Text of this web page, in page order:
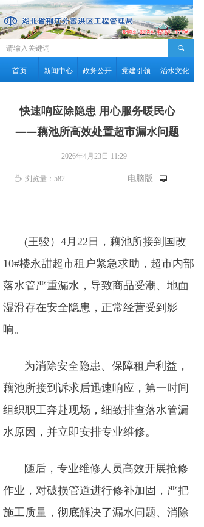
首页 新闻中心 政务公开 党建引领 治水文化
끠
快速响应除隐患 用心服务暖民心
——藕池所高效处置超市漏水问题
(王骏）4月22日，藕池所接到国改
10#楼永甜超市租户紧急求助，超市内部
落水管严重漏水，导致商品受潮、地面
湿滑存在安全隐患，正常经营受到影
响。
为消除安全隐患、保障租户利益，
藕池所接到诉求后迅速响应，第一时间
组织职工奔赴现场，细致排查落水管漏
水原因，并立即安排专业维修。
随后，专业维修人员高效开展抢修
作业，对破损管道进行修补加固，严把
施工质量，彻底解决了漏水问题、消除
2026年4月23日 11:29
ꄘ 浏览量： 582 电脑版 넡